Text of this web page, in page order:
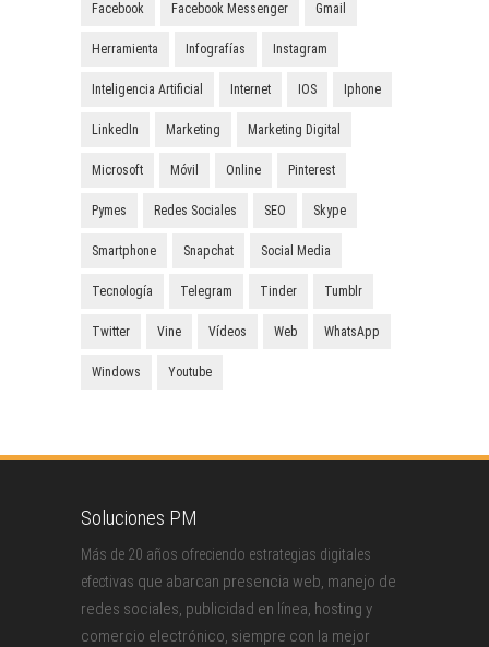
Facebook Facebook Messenger Gmail
Herramienta Infografías Instagram
Inteligencia Artificial Internet IOS Iphone
LinkedIn Marketing Marketing Digital
Microsoft Móvil Online Pinterest
Pymes Redes Sociales SEO Skype
Smartphone Snapchat Social Media
Tecnología Telegram Tinder Tumblr
Twitter Vine Vídeos Web WhatsApp
Windows Youtube
Soluciones PM
Más de 20 años ofreciendo estrategias digitales
efectivas que abarcan presencia web, manejo de
redes sociales, publicidad en línea, hosting y
comercio electrónico, siempre con la mejor